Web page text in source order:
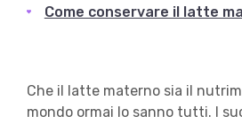
Come conservare il latte
Che il latte materno sia il
mondo ormai lo sanno tutti. I